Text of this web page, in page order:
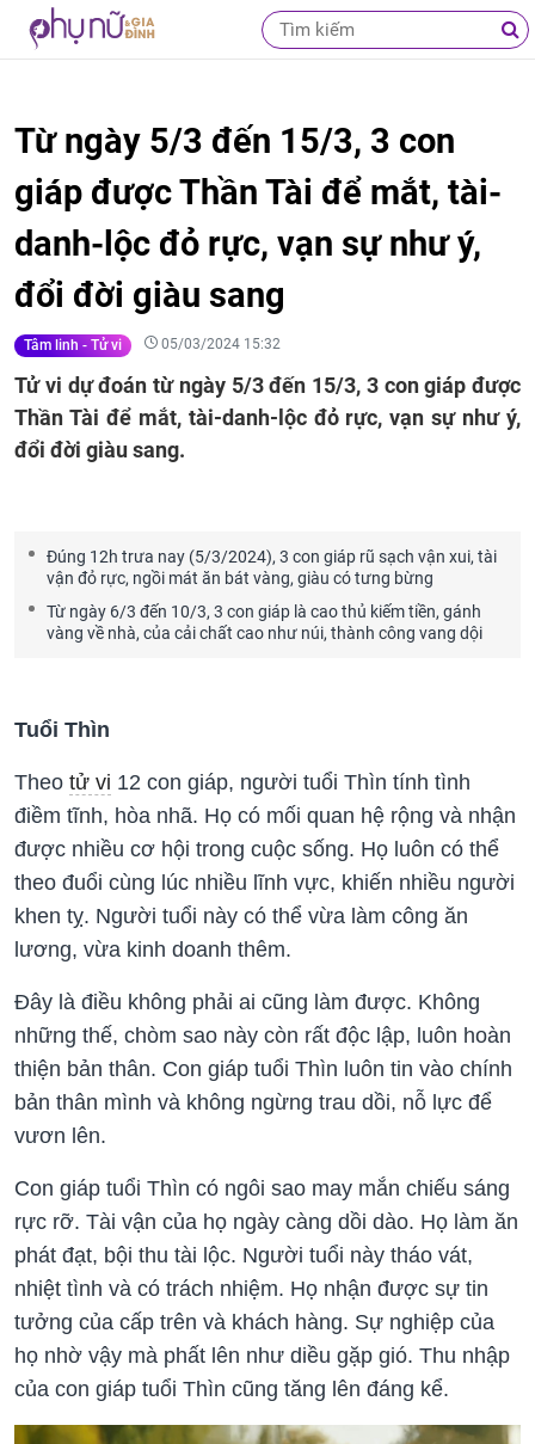
Từ ngày 5/3 đến 15/3, 3 con
giáp được Thần Tài để mắt, tài-
danh-lộc đỏ rực, vạn sự như ý,
đổi đời giàu sang
Tâm linh - Tử vi 05/03/2024 15:32
Tử vi dự đoán từ ngày 5/3 đến 15/3, 3 con giáp được
Thần Tài để mắt, tài-danh-lộc đỏ rực, vạn sự như ý,
đổi đời giàu sang.
Đúng 12h trưa nay (5/3/2024), 3 con giáp rũ sạch vận xui, tài
vận đỏ rực, ngồi mát ăn bát vàng, giàu có tưng bừng
Từ ngày 6/3 đến 10/3, 3 con giáp là cao thủ kiếm tiền, gánh
vàng về nhà, của cải chất cao như núi, thành công vang dội
Tuổi Thìn
Theo tử vi 12 con giáp, người tuổi Thìn tính tình
điềm tĩnh, hòa nhã. Họ có mối quan hệ rộng và nhận
được nhiều cơ hội trong cuộc sống. Họ luôn có thể
theo đuổi cùng lúc nhiều lĩnh vực, khiến nhiều người
khen tỵ. Người tuổi này có thể vừa làm công ăn
lương, vừa kinh doanh thêm.
Đây là điều không phải ai cũng làm được. Không
những thế, chòm sao này còn rất độc lập, luôn hoàn
thiện bản thân. Con giáp tuổi Thìn luôn tin vào chính
bản thân mình và không ngừng trau dồi, nỗ lực để
vươn lên.
Con giáp tuổi Thìn có ngôi sao may mắn chiếu sáng
rực rỡ. Tài vận của họ ngày càng dồi dào. Họ làm ăn
phát đạt, bội thu tài lộc. Người tuổi này tháo vát,
nhiệt tình và có trách nhiệm. Họ nhận được sự tin
tưởng của cấp trên và khách hàng. Sự nghiệp của
họ nhờ vậy mà phất lên như diều gặp gió. Thu nhập
của con giáp tuổi Thìn cũng tăng lên đáng kể.